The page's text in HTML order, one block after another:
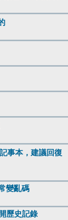
事本，建議回復
變亂碼
歷史記錄